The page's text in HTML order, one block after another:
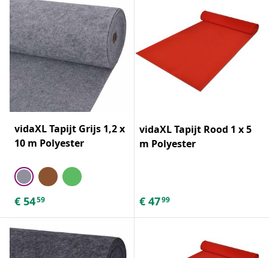
vidaXL Tapijt Grijs 1,2 x
10 m Polyester
€ 5459
vidaXL Tapijt Rood 1 x 5
m Polyester
€ 4799